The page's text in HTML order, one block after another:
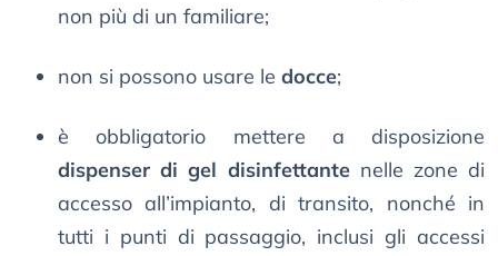
non più di un familiare;
non si possono usare le docce;
è obbligatorio mettere a disposizione
dispenser di gel disinfettantenelle zone di
accesso all’impianto, di transito, nonché in
tutti i punti di passaggio, inclusi gli accessi